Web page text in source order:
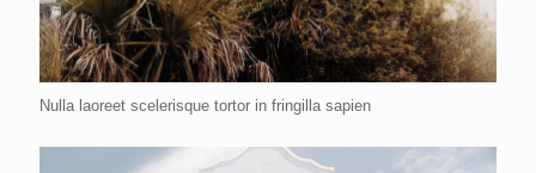
Nulla laoreet scelerisque tortor in fringilla sapien